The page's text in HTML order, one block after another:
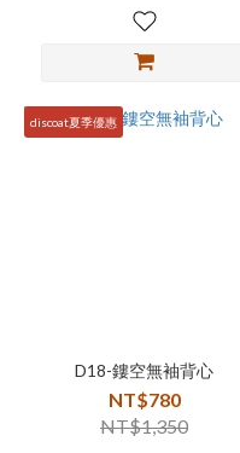
discoat夏季優惠
D18-鏤空無袖背心
NT$780
NT$1,350